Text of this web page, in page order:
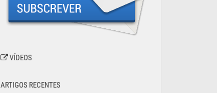
VÍDEOS
ARTIGOS RECENTES